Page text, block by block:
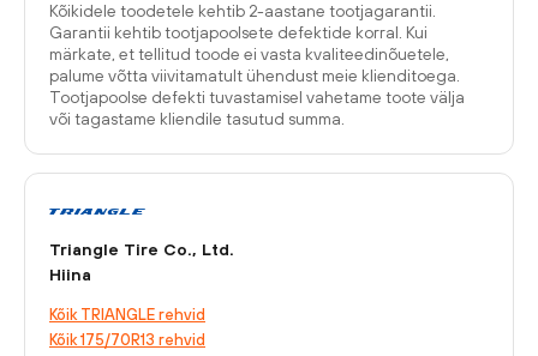
Kõikidele toodetele kehtib 2-aastane tootjagarantii.
Garantii kehtib tootjapoolsete defektide korral. Kui
märkate, et tellitud toode ei vasta kvaliteedinõuetele,
palume võtta viivitamatult ühendust meie klienditoega.
Tootjapoolse defekti tuvastamisel vahetame toote välja
või tagastame kliendile tasutud summa.
Triangle Tire Co., Ltd.
Hiina
Kõik TRIANGLE rehvid
Kõik 175/70R13 rehvid